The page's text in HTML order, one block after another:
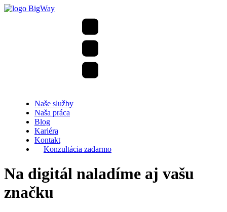
Naše služby
Naša práca
Blog
Kariéra
Kontakt
Konzultácia zadarmo
Na digitál naladíme aj vašu
značku